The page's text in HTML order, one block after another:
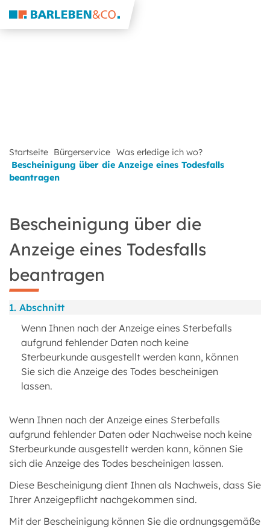
Startseite Bürgerservice Was erledige ich wo?
Bescheinigung über die Anzeige eines Todesfalls
beantragen
Bescheinigung über die
Anzeige eines Todesfalls
beantragen
1. Abschnitt
Wenn Ihnen nach der Anzeige eines Sterbefalls
aufgrund fehlender Daten noch keine
Sterbeurkunde ausgestellt werden kann, können
Sie sich die Anzeige des Todes bescheinigen
lassen.
Wenn Ihnen nach der Anzeige eines Sterbefalls
aufgrund fehlender Daten oder Nachweise noch keine
Sterbeurkunde ausgestellt werden kann, können Sie
sich die Anzeige des Todes bescheinigen lassen.
Diese Bescheinigung dient Ihnen als Nachweis, dass Sie
Ihrer Anzeigepflicht nachgekommen sind.
Mit der Bescheinigung können Sie die ordnungsgemäße